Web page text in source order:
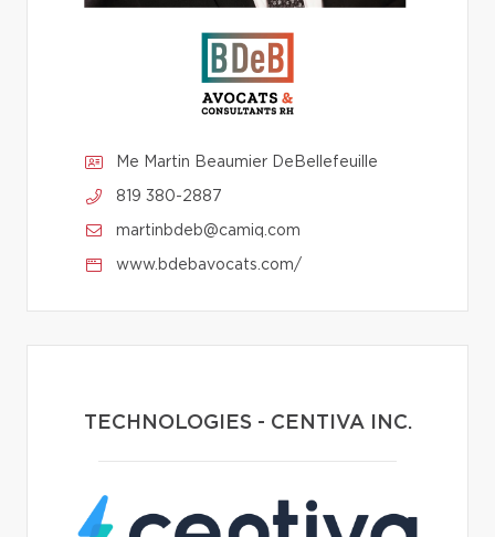
Me Martin Beaumier DeBellefeuille
819 380-2887
martinbdeb@camiq.com
www.bdebavocats.com/
TECHNOLOGIES - CENTIVA INC.